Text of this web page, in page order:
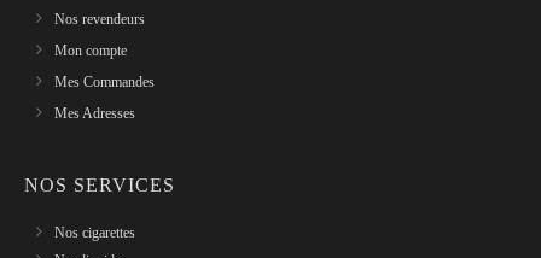
Nos revendeurs
Mon compte
Mes Commandes
Mes Adresses
NOS SERVICES
Nos cigarettes